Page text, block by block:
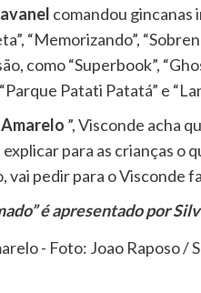
comandou gincanas
“Memorizando”,
como “Superbook”,
Patati Patatá” e
”, Visconde acha
para as crianças o
vai pedir para o Visconde
é apresentado por